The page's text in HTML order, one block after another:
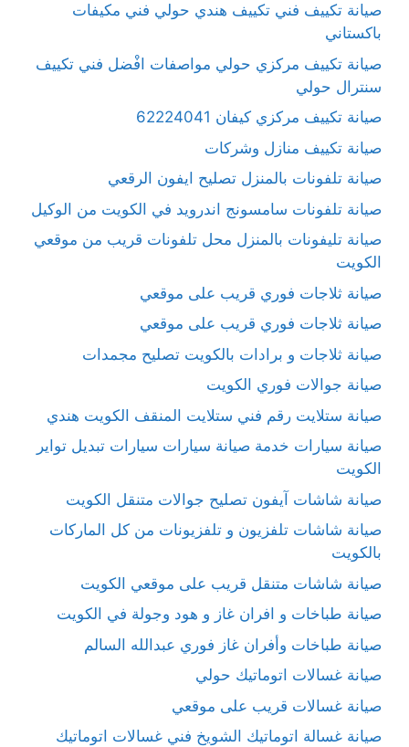
صيانة تكييف فني تكييف هندي حولي فني مكيفات
باكستاني
صيانة تكييف مركزي حولي مواصفات افْضل فني تكييف
سنترال حولي
صيانة تكييف مركزي كيفان 62224041
صيانة تكييف منازل وشركات
صيانة تلفونات بالمنزل تصليح ايفون الرقعي
صيانة تلفونات سامسونج اندرويد في الكويت من الوكيل
صيانة تليفونات بالمنزل محل تلفونات قريب من موقعي
الكويت
صيانة ثلاجات فوري قريب على موقعي
صيانة ثلاجات فوري قريب على موقعي
صيانة ثلاجات و برادات بالكويت تصليح مجمدات
صيانة جوالات فوري الكويت
صيانة ستلايت رقم فني ستلايت المنقف الكويت هندي
صيانة سيارات خدمة صيانة سيارات سيارات تبديل تواير
الكويت
صيانة شاشات آيفون تصليح جوالات متنقل الكويت
صيانة شاشات تلفزيون و تلفزيونات من كل الماركات
بالكويت
صيانة شاشات متنقل قريب على موقعي الكويت
صيانة طباخات و افران غاز و هود وجولة في الكويت
صيانة طباخات وأفران غاز فوري عبدالله السالم
صيانة غسالات اتوماتيك حولي
صيانة غسالات قريب على موقعي
صيانة غسالة اتوماتيك الشويخ فني غسالات اتوماتيك